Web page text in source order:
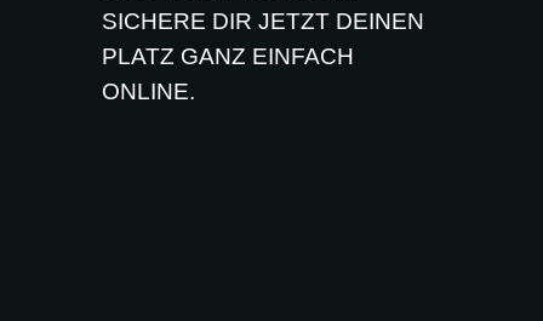
SICHERE DIR JETZT DEINEN
PLATZ GANZ EINFACH
ONLINE.